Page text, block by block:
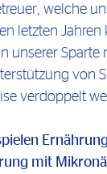
welche
letzten Jahren
unserer Sparte
von
verdoppelt
mit